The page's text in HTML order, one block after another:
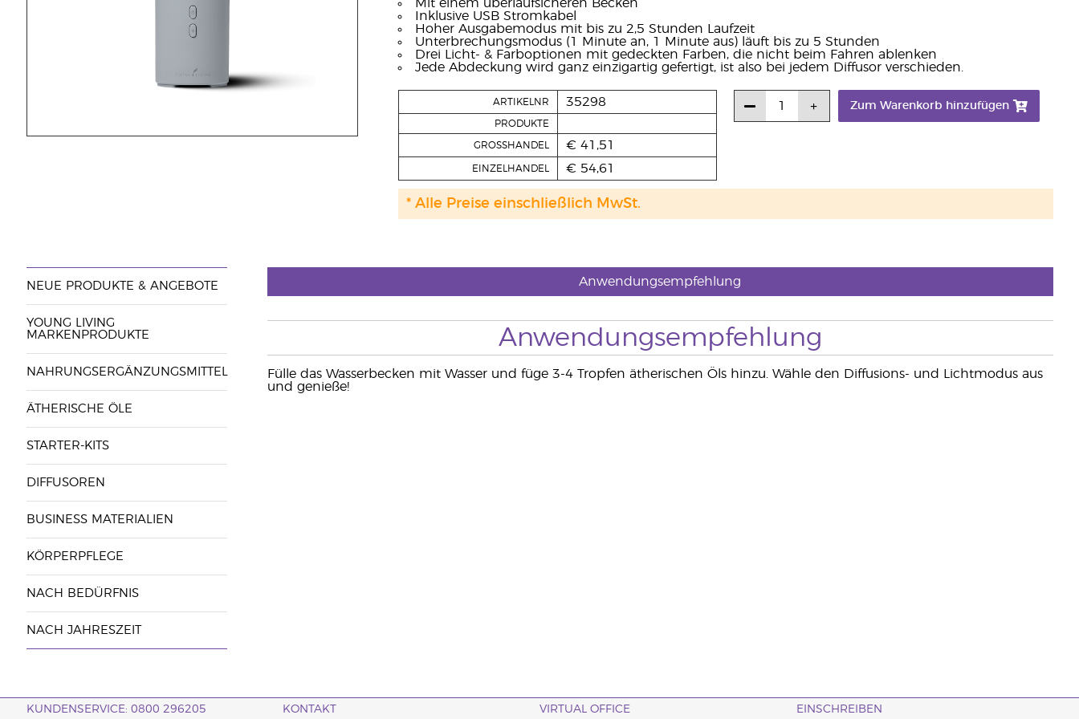
Mit einem überlaufsicheren Becken
Inklusive USB Stromkabel
Hoher Ausgabemodus mit bis zu 2,5 Stunden Laufzeit
Unterbrechungsmodus (1 Minute an, 1 Minute aus) läuft bis zu 5 Stunden
Drei Licht- & Farboptionen mit gedeckten Farben, die nicht beim Fahren ablenken
Jede Abdeckung wird ganz einzigartig gefertigt, ist also bei jedem Diffusor verschieden.
ARTIKELNR 35298
PRODUKTE
GROSSHANDEL € 41,51
EINZELHANDEL € 54,61
Zum Warenkorb hinzufügen
* Alle Preise einschließlich MwSt.
NEUE PRODUKTE & ANGEBOTE
YOUNG LIVING
MARKENPRODUKTE
NAHRUNGSERGÄNZUNGSMITTEL
ÄTHERISCHE ÖLE
STARTER-KITS
DIFFUSOREN
BUSINESS MATERIALIEN
KÖRPERPFLEGE
NACH BEDÜRFNIS
NACH JAHRESZEIT
Anwendungsempfehlung
Anwendungsempfehlung
Fülle das Wasserbecken mit Wasser und füge 3-4 Tropfen ätherischen Öls hinzu. Wähle den Diffusions- und Lichtmodus aus
und genieße!
KUNDENSERVICE: 0800 296205 KONTAKT VIRTUAL OFFICE EINSCHREIBEN